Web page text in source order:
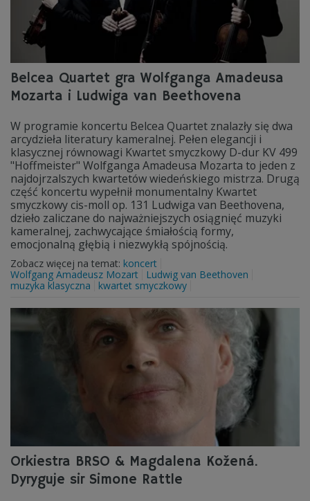
Belcea Quartet gra Wolfganga Amadeusa
Mozarta i Ludwiga van Beethovena
W programie koncertu Belcea Quartet znalazły się dwa
arcydzieła literatury kameralnej. Pełen elegancji i
klasycznej równowagi Kwartet smyczkowy D-dur KV 499
"Hoffmeister" Wolfganga Amadeusa Mozarta to jeden z
najdojrzalszych kwartetów wiedeńskiego mistrza. Drugą
część koncertu wypełnił monumentalny Kwartet
smyczkowy cis-moll op. 131 Ludwiga van Beethovena,
dzieło zaliczane do najważniejszych osiągnięć muzyki
kameralnej, zachwycające śmiałością formy,
emocjonalną głębią i niezwykłą spójnością.
Zobacz więcej na temat: koncert
Wolfgang Amadeusz Mozart
Ludwig van Beethoven
muzyka klasyczna
kwartet smyczkowy
Orkiestra BRSO & Magdalena Kožená.
Dyryguje sir Simone Rattle